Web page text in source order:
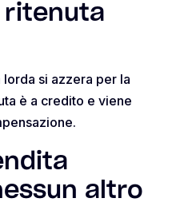
ritenuta
lorda si azzera per la
è a credito e viene
altro